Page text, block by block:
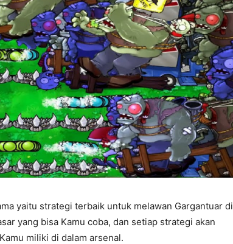
yaitu strategi terbaik untuk melawan Gargantuar di
yang bisa Kamu coba, dan setiap strategi akan
miliki di dalam arsenal.